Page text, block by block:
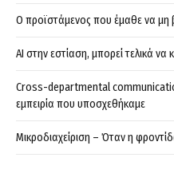
Ο προϊστάμενος που έμαθε να μη
AI στην εστίαση, μπορεί τελικά να
Cross-departmental
εμπειρία που υποσχεθήκαμε
Μικροδιαχείριση – Όταν η